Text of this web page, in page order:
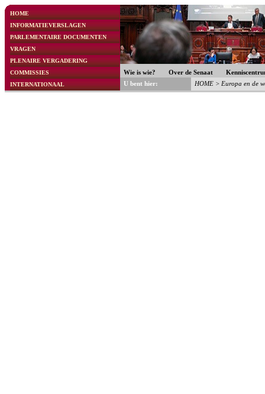
HOME
INFORMATIEVERSLAGEN
PARLEMENTAIRE DOCUMENTEN
VRAGEN
PLENAIRE VERGADERING
COMMISSIES
INTERNATIONAAL
Wie is wie? Over de Senaat
U bent hier:
HOME > Europa en de